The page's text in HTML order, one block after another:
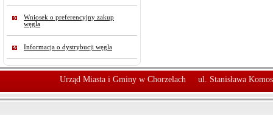
Wniosek o preferencyjny zakup
węgla
Informacja o dystrybucji węgla
Urząd Miasta i Gminy w Chorzelach ul. Stanisława